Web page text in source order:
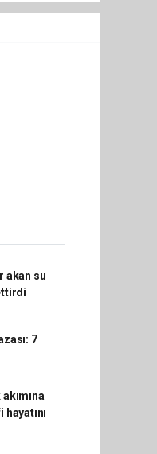
akan su
7
hayatını